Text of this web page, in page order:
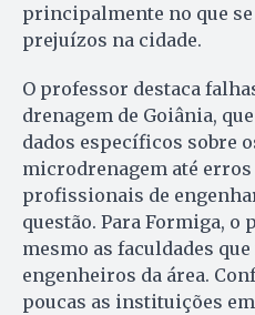
principalmente no que se
prejuízos na cidade.
O professor destaca
drenagem de Goiânia,
dados específicos sobre
microdrenagem até erros
profissionais de
questão. Para Formiga, o
mesmo as faculdades
engenheiros da área.
poucas as instituições